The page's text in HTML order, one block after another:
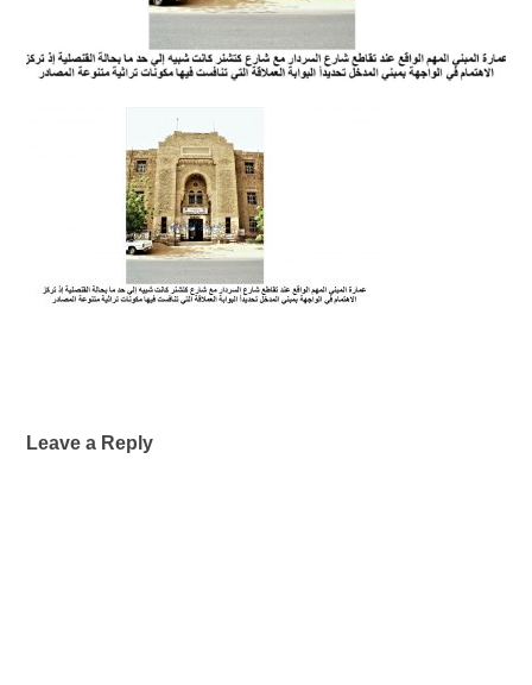
Leave a Reply